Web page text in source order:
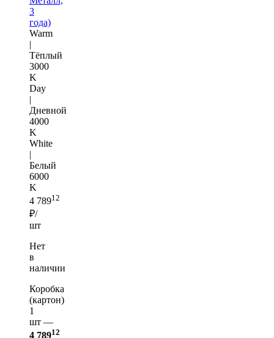
3
года)
Warm
|
Тёплый
3000
K
Day
|
Дневной
4000
K
White
|
Белый
6000
K
4 78912
₽/
шт
Нет
в
наличии
Коробка
(картон)
1
шт —
4 78912